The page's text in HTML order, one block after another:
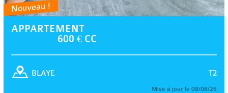
Nouveau !
APPARTEMENT
600 € CC
T2
BLAYE
Mise à jour le 08/08/26